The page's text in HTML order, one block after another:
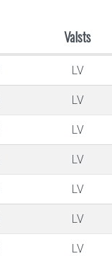
Valsts
LV
LV
LV
LV
LV
LV
LV